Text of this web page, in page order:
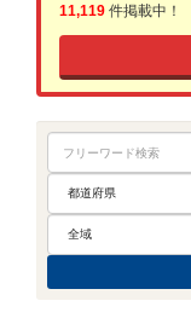
11,119 件掲載中！